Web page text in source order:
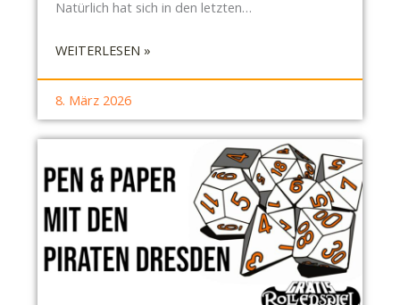
J
B
C
F
E
,
K
T
U
Natürlich hat sich in den letzten…
WEITERLESEN »:
I
R
K
N
8. März 2026